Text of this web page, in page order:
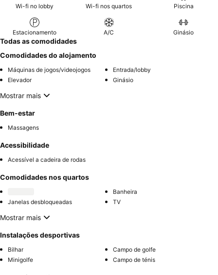
Wi-fi no lobby Wi-fi nos quartos Piscina
Estacionamento A/C Ginásio
Todas as comodidades
Comodidades do alojamento
Máquinas de jogos/videojogos
Entrada/lobby
Elevador
Ginásio
Mostrar mais
Bem-estar
Massagens
Acessibilidade
Acessível a cadeira de rodas
Comodidades nos quartos
Banheira
Janelas desbloqueadas
TV
Mostrar mais
Instalações desportivas
Bilhar
Campo de golfe
Minigolfe
Campo de ténis